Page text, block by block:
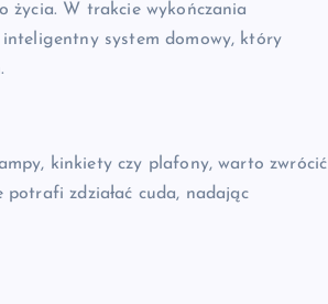
życia. W trakcie wykończania
system domowy, który
kinkiety czy plafony, warto zwrócić
zdziałać cuda, nadając